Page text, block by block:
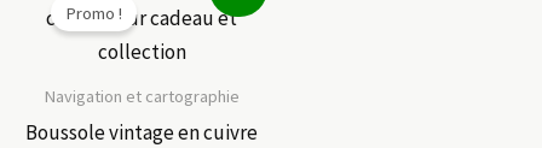
Promo !
Navigation et cartographie
Boussole vintage en cuivre